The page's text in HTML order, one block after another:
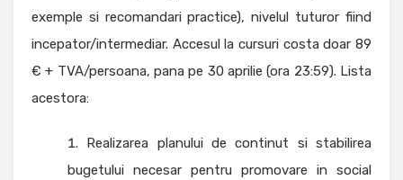
exemple si recomandari practice), nivelul tuturor fiind
incepator/intermediar. Accesul la cursuri costa doar 89
€ + TVA/persoana, pana pe 30 aprilie (ora 23:59). Lista
acestora:
Realizarea planului de continut si stabilirea
bugetului necesar pentru promovare in social